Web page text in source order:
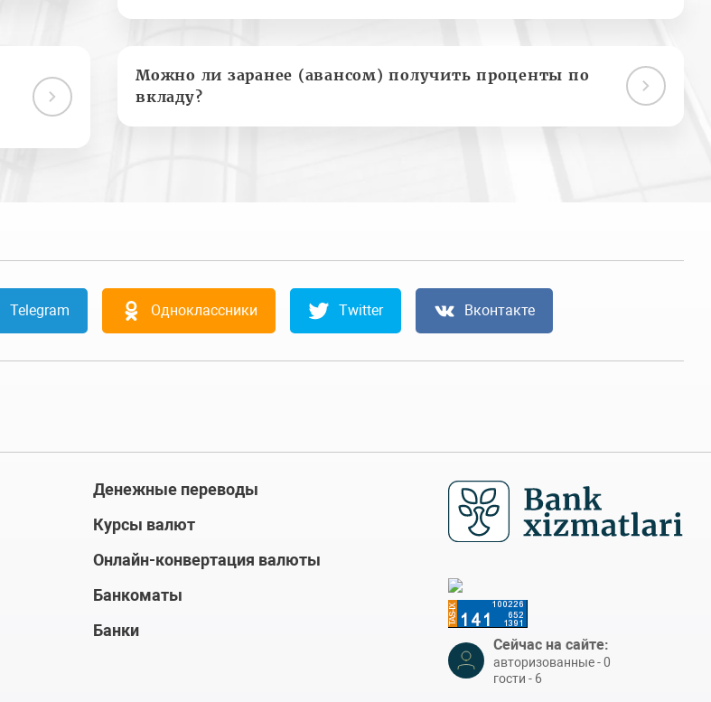
Можно ли заранее (авансом) получить проценты по
вкладу?
Telegram Одноклассники Twitter Вконтакте
Денежные переводы
Курсы валют
Онлайн-конвертация валюты
Банкоматы
Банки
Сейчас на сайте:
авторизованные - 0
гости - 6